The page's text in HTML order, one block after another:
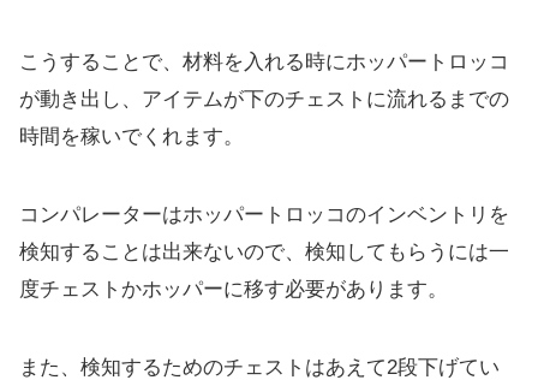
こうすることで、材料を入れる時にホッパートロッコ
が動き出し、アイテムが下のチェストに流れるまでの
時間を稼いでくれます。
コンパレーターはホッパートロッコのインベントリを
検知することは出来ないので、検知してもらうには一
度チェストかホッパーに移す必要があります。
また、検知するためのチェストはあえて2段下げてい